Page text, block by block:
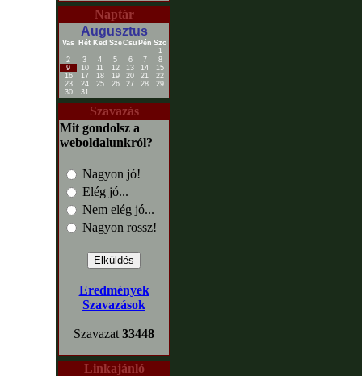
Naptár
Augusztus
Vas Hét Ked SzeCsü Pén Szo
1
2
3 4 5 6 7
8
9
10 11 12 13 14
15
16
17 18 19 20 21
22
23
24 25 26 27 28
29
30
31
Szavazás
Mit gondolsz a
weboldalunkról?
Nagyon jó!
Elég jó...
Nem elég jó...
Nagyon rossz!
Eredmények
Szavazások
Szavazat 33448
Linkajánló